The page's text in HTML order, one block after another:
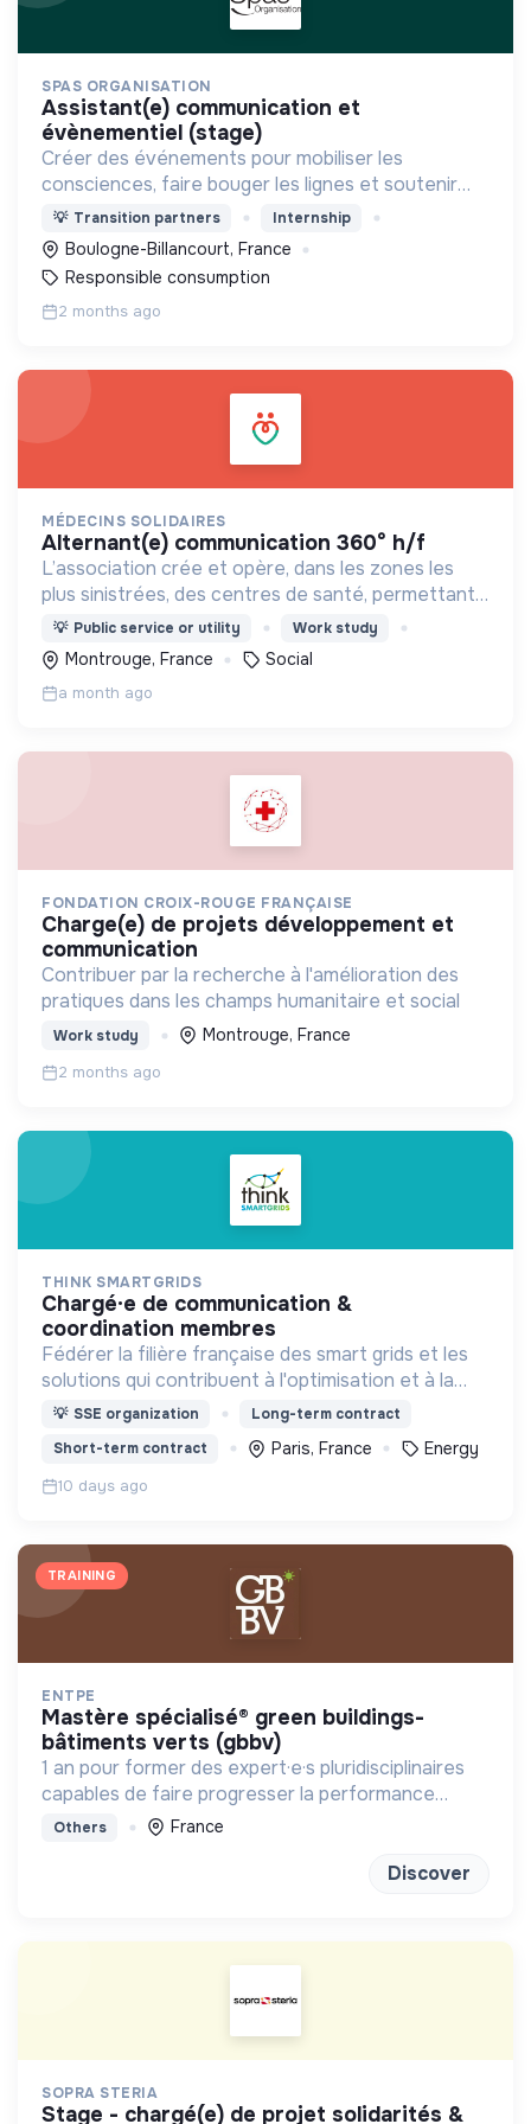
SPAS ORGANISATION
assistant(e) communication et
évènementiel (stage)
Créer des événements pour mobiliser les
consciences, faire bouger les lignes et soutenir
des acteurs engagés et à impact.
💡 Transition partners Internship
Boulogne-Billancourt, France
Responsible consumption
2 months ago
MÉDECINS SOLIDAIRES
alternant(e) communication 360° h/f
L’association crée et opère, dans les zones les
plus sinistrées, des centres de santé, permettant
aux populations de retrouver une porte à laquelle
frapper lorsque le besoin médical survient.
💡 Public service or utility Work study
Montrouge, France Social
a month ago
FONDATION CROIX-ROUGE FRANÇAISE
charge(e) de projets développement et
communication
Contribuer par la recherche à l'amélioration des
pratiques dans les champs humanitaire et social
Work study Montrouge, France
2 months ago
THINK SMARTGRIDS
chargé·e de communication &
coordination membres
Fédérer la filière française des smart grids et les
solutions qui contribuent à l'optimisation et à la
sécurité d’approvisionnement du système
électrique, pour le bénéfice des consommateurs.
💡 SSE organization
Long-term contract
Short-term contract
Paris, France Energy
10 days ago
TRAINING
ENTPE
mastère spécialisé® green buildings-
bâtiments verts (gbbv)
1 an pour former des expert·e·s pluridisciplinaires
capables de faire progresser la performance
globale des constructions
Others France
Discover
SOPRA STERIA
stage - chargé(e) de projet solidarités &